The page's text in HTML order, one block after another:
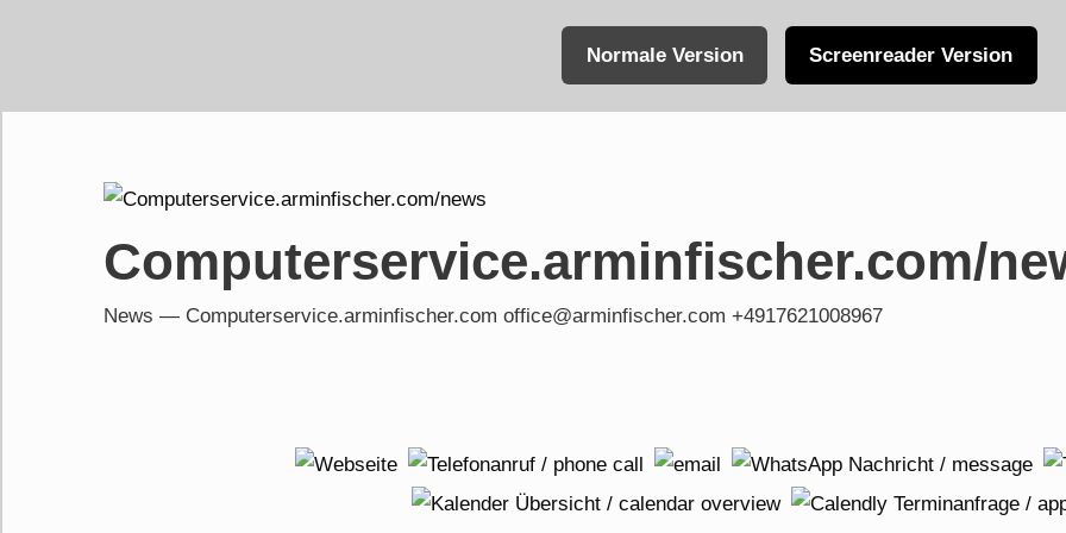
Normale Version Screenreader Version
content
Computerservice.arminfischer.com/
News — Computerservice.arminfischer.com office@arminfischer.com +4917621008967